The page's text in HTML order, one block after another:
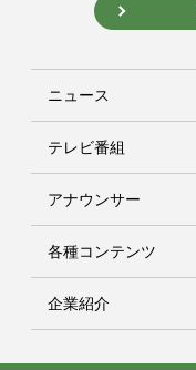
ニュース
テレビ番組
アナウンサー
各種コンテンツ
企業紹介